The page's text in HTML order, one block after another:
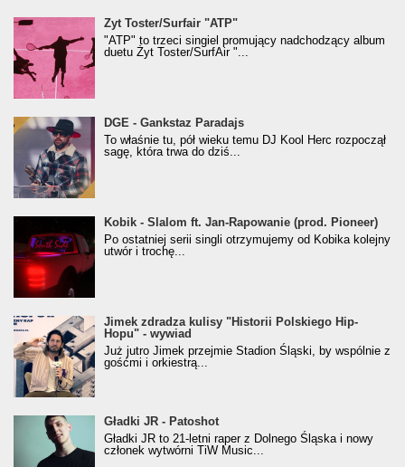
Żyt Toster/SurfAir - ATP VIDEO
Żyt Toster/Surfair "ATP"
"ATP" to trzeci singiel promujący nadchodzący album
duetu Żyt Toster/SurfAir "...
donGURALesko z nagrodą za
Klasyczny/Trueschoolowy Album Roku
(Popkillery 2023)
DGE - Gankstaz Paradajs
To właśnie tu, pół wieku temu DJ Kool Herc rozpoczął
sagę, która trwa do dziś...
Kobik - Slalom ft. Jan-Rapowanie (prod. Pioneer)
[Official Music Visualiser]
Kobik - Slalom ft. Jan-Rapowanie (prod. Pioneer)
Po ostatniej serii singli otrzymujemy od Kobika kolejny
utwór i trochę...
Jimek zdradza kulisy "Historii Polskiego Hip-
Hopu" - wywiad
Jimek zdradza kulisy "Historii Polskiego Hip-
Hopu" - wywiad
Już jutro Jimek przejmie Stadion Śląski, by wspólnie z
gośćmi i orkiestrą...
Gładki JR - Patoshot
Gładki JR - Patoshot
Gładki JR to 21-letni raper z Dolnego Śląska i nowy
członek wytwórni TiW Music...